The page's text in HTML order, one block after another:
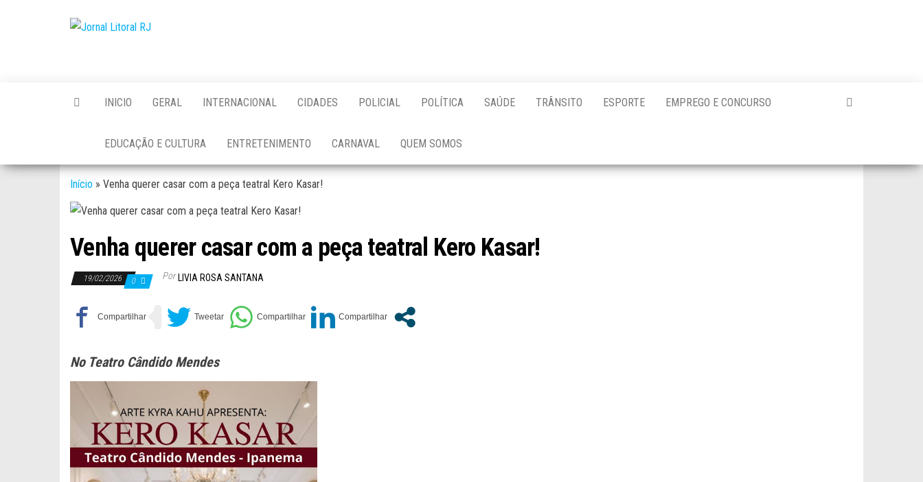
INICIO GERAL INTERNACIONAL CIDADES POLICIAL POLÍTICA SAÚDE TRÂNSITO ESPORTE EMPREGO E CONCURSO
EDUCAÇÃO E CULTURA ENTRETENIMENTO CARNAVAL QUEM SOMOS
Início » Venha querer casar com a peça teatral Kero Kasar!
Venha querer casar com a peça teatral Kero Kasar!
19/02/2026 0 Por LIVIA ROSA SANTANA
No Teatro Cândido Mendes